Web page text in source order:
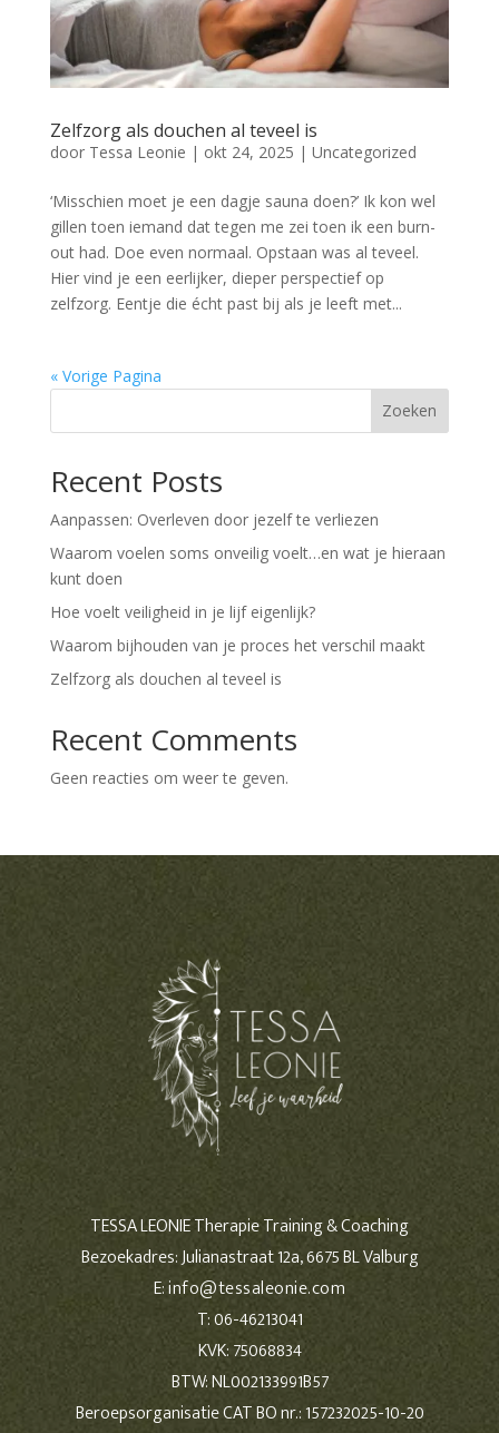
Zelfzorg als douchen al teveel is
door Tessa Leonie | okt 24, 2025 | Uncategorized
‘Misschien moet je een dagje sauna doen?’ Ik kon wel
gillen toen iemand dat tegen me zei toen ik een burn-
out had. Doe even normaal. Opstaan was al teveel.
Hier vind je een eerlijker, dieper perspectief op
zelfzorg. Eentje die écht past bij als je leeft met...
« Vorige Pagina
Zoeken
Recent Posts
Aanpassen: Overleven door jezelf te verliezen
Waarom voelen soms onveilig voelt…en wat je hieraan
kunt doen
Hoe voelt veiligheid in je lijf eigenlijk?
Waarom bijhouden van je proces het verschil maakt
Zelfzorg als douchen al teveel is
Recent Comments
Geen reacties om weer te geven.
TESSA LEONIE Therapie Training & Coaching
Bezoekadres: Julianastraat 12a, 6675 BL Valburg
E:info@tessaleonie.com
T: 06-46213041
KVK: 75068834
BTW: NL002133991B57
Beroepsorganisatie CAT BO nr.: 157232025-10-20